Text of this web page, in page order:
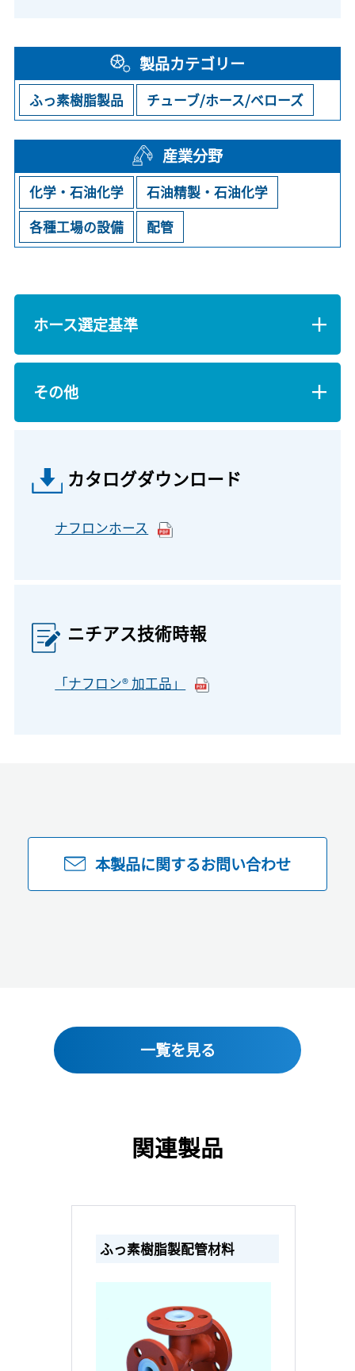
製品カテゴリー
ふっ素樹脂製品 チューブ/ホース/ベローズ
産業分野
化学・石油化学
石油精製・石油化学
各種工場の設備
配管
ホース選定基準
その他
カタログダウンロード
ナフロンホース
ニチアス技術時報
「ナフロン® 加工品」
本製品に関するお問い合わせ
一覧を見る
関連製品
ふっ素樹脂製配管材料